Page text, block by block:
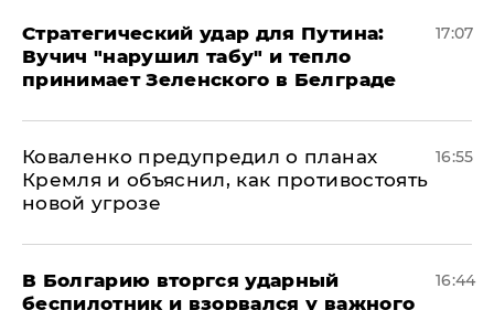
Стратегический удар для Путина:
Вучич "нарушил табу" и тепло
принимает Зеленского в Белграде
17:07
Коваленко предупредил о планах
Кремля и объяснил, как противостоять
новой угрозе
16:55
В Болгарию вторгся ударный
беспилотник и взорвался у важного
16:44